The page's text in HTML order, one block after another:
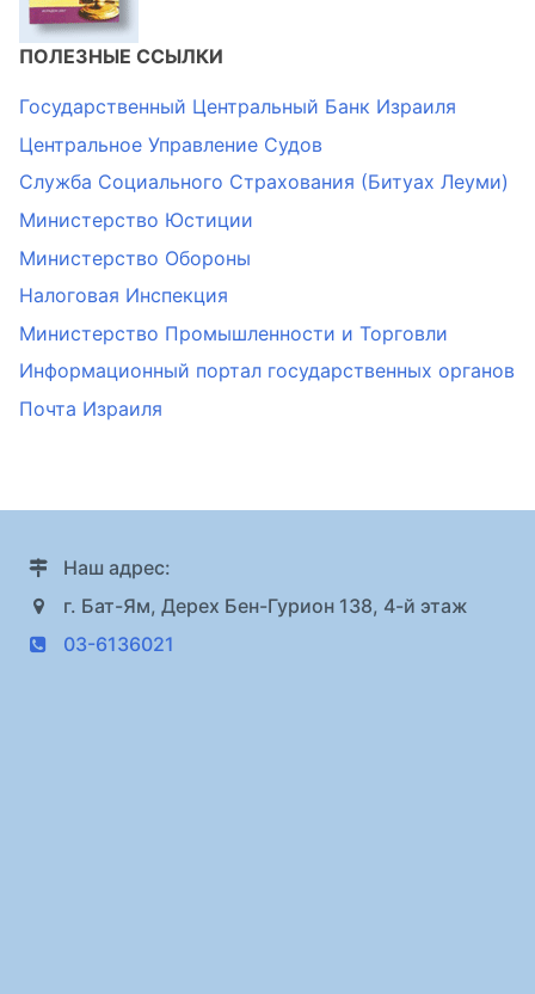
ПОЛЕЗНЫЕ ССЫЛКИ
Государственный Центральный Банк Израиля
Центральное Управление Судов
Служба Социального Страхования (Битуах Леуми)
Министерство Юстиции
Министерство Обороны
Налоговая Инспекция
Министерство Промышленности и Торговли
Информационный портал государственных органов
Почта Израиля
Наш адрес:
г. Бат-Ям, Дерех Бен-Гурион 138, 4-й этаж
03-6136021